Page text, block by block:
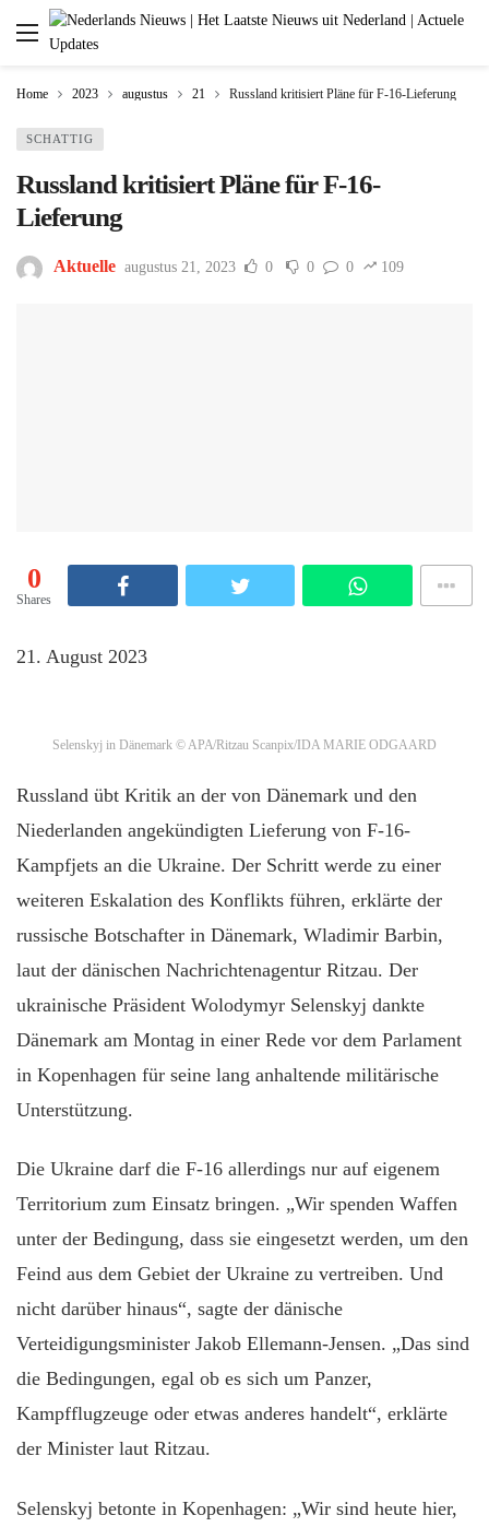
Home 2023 augustus 21 Russland kritisiert Pläne für F-16-Lieferung
SCHATTIG
Russland kritisiert Pläne für F-16-
Lieferung
Aktuelle augustus 21, 2023 0 0 0 109
0
Shares
21. August 2023
Selenskyj in Dänemark© APA/Ritzau Scanpix/IDA MARIE ODGAARD
Russland übt Kritik an der von Dänemark und den
Niederlanden angekündigten Lieferung von F-16-
Kampfjets an die Ukraine. Der Schritt werde zu einer
weiteren Eskalation des Konflikts führen, erklärte der
russische Botschafter in Dänemark, Wladimir Barbin,
laut der dänischen Nachrichtenagentur Ritzau. Der
ukrainische Präsident Wolodymyr Selenskyj dankte
Dänemark am Montag in einer Rede vor dem Parlament
in Kopenhagen für seine lang anhaltende militärische
Unterstützung.
Die Ukraine darf die F-16 allerdings nur auf eigenem
Territorium zum Einsatz bringen. „Wir spenden Waffen
unter der Bedingung, dass sie eingesetzt werden, um den
Feind aus dem Gebiet der Ukraine zu vertreiben. Und
nicht darüber hinaus“, sagte der dänische
Verteidigungsminister Jakob Ellemann-Jensen. „Das sind
die Bedingungen, egal ob es sich um Panzer,
Kampfflugzeuge oder etwas anderes handelt“, erklärte
der Minister laut Ritzau.
Selenskyj betonte in Kopenhagen: „Wir sind heute hier,